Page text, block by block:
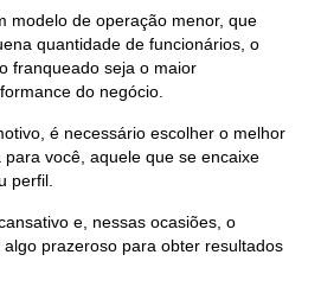
modelo de operação menor, que
quantidade de funcionários, o
franqueado seja o maior
do negócio.
é necessário escolher o melhor
você, aquele que se encaixe
perfil.
e, nessas ocasiões, o
prazeroso para obter resultados